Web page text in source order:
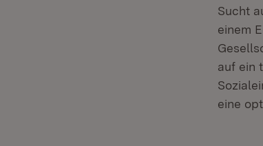
Sucht
einem
auf ein
eine